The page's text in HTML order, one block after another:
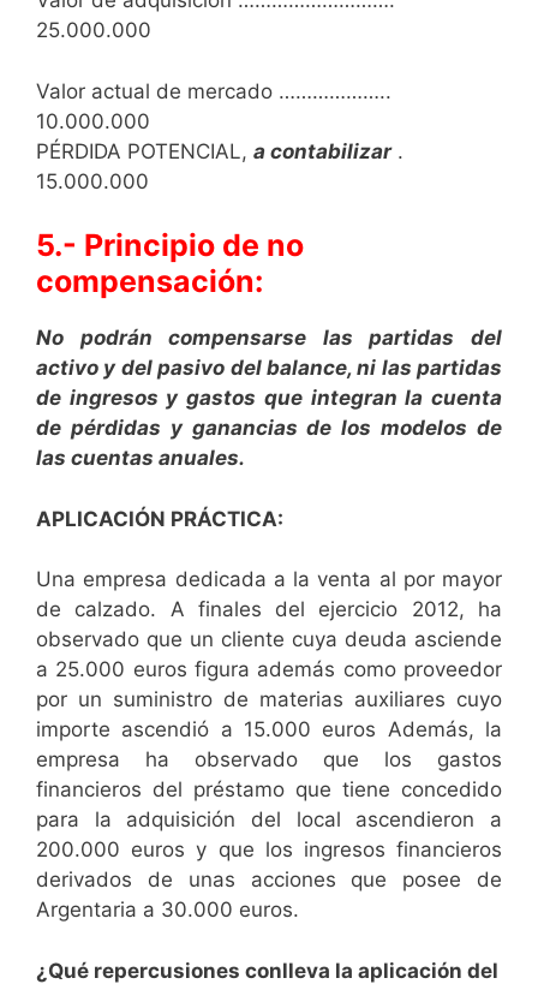
25.000.000
Valor actual de mercado ………………..
10.000.000
PÉRDIDA POTENCIAL, a contabilizar.
15.000.000
5.- Principio de no
compensación:
No podrán compensarse las partidas del
activo y del pasivo del balance, ni las partidas
de ingresos y gastos que integran la cuenta
de pérdidas y ganancias de los modelos de
las cuentas anuales.
APLICACIÓN PRÁCTICA:
Una empresa dedicada a la venta al por mayor
de calzado. A finales del ejercicio 2012, ha
observado que un cliente cuya deuda asciende
a 25.000 euros figura además como proveedor
por un suministro de materias auxiliares cuyo
importe ascendió a 15.000 euros Además, la
empresa ha observado que los gastos
financieros del préstamo que tiene concedido
para la adquisición del local ascendieron a
200.000 euros y que los ingresos financieros
derivados de unas acciones que posee de
Argentaria a 30.000 euros.
¿Qué repercusiones conlleva la aplicación del